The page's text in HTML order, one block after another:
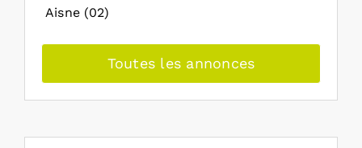
Aisne (02)
Toutes les annonces